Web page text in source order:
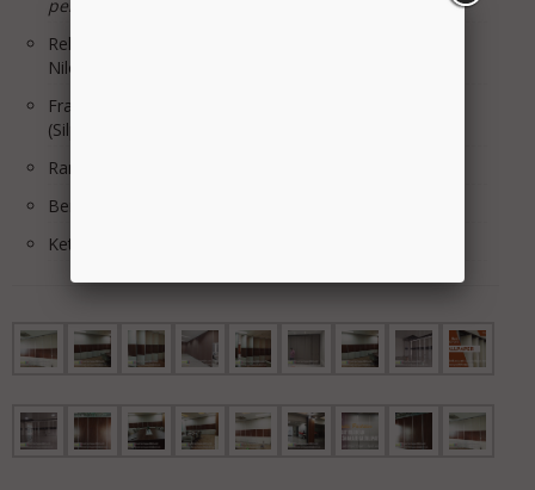
pengkondisian ruangan Acoutic
Rell & Roda : Rell Alumunium & Roda Bering, Roda
Nilon
Frame list sisi Panel : Alumunium Natural Anodized
(Silper almunium CR.3)
Rangka Panel : Holo hitam 4 x 4 T.1mm
Berat Panel /m2 : 15Kg/m2
Ketingian Max : 1m s/d 7m